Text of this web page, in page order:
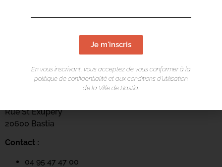
LIEU DE L'ÉVÉNEMENT
Centru culturale Alb’Oru
Rue St Exupéry
20600 Bastia
Contact :
04 95 47 47 00
Je m'inscris
En vous inscrivant, vous acceptez de vous conformer à la
politique de confidentialité et aux conditions d’utilisation
de la Ville de Bastia.